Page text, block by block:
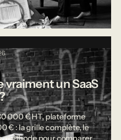
un SaaS
000 € HT, plateforme
€ : la grille complète, le
méthode pour comparer